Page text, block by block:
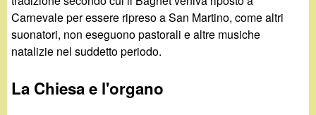
Carnevale per essere ripreso a San Martino, come altri
suonatori, non eseguono pastorali e altre musiche
natalizie nel suddetto periodo.
La Chiesa e l'organo